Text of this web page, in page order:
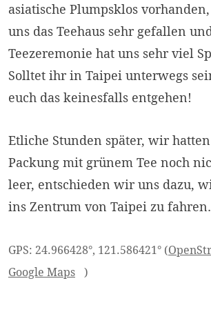
asiatische Plumpsklos
uns das Teehaus sehr gefallen
Teezeremonie hat uns sehr viel
Solltet ihr in Taipei unterwegs
euch das keinesfalls entgehen!
Etliche Stunden später, wir
Packung mit grünem Tee noch
leer, entschieden wir uns dazu,
ins Zentrum von Taipei zu fahren.
GPS: 24.966428°, 121.586421° (
Google Maps
)